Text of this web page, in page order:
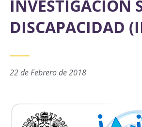
INVESTIGACIÓN
DISCAPACIDAD
22 de Febrero de 2018